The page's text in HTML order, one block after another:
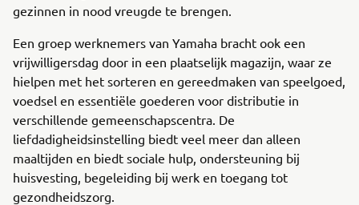
gezinnen in nood vreugde te brengen.
Een groep werknemers van Yamaha bracht ook een
vrijwilligersdag door in een plaatselijk magazijn, waar ze
hielpen met het sorteren en gereedmaken van speelgoed,
voedsel en essentiële goederen voor distributie in
verschillende gemeenschapscentra. De
liefdadigheidsinstelling biedt veel meer dan alleen
maaltijden en biedt sociale hulp, ondersteuning bij
huisvesting, begeleiding bij werk en toegang tot
gezondheidszorg.